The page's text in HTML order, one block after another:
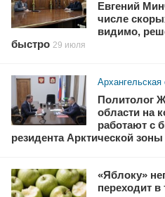
Евгений
числе
видимо,
быстро 29 июля
Архангельская
Политолог
области на
работают с
резидента Арктической зоны
«Яблоку»
переходит в